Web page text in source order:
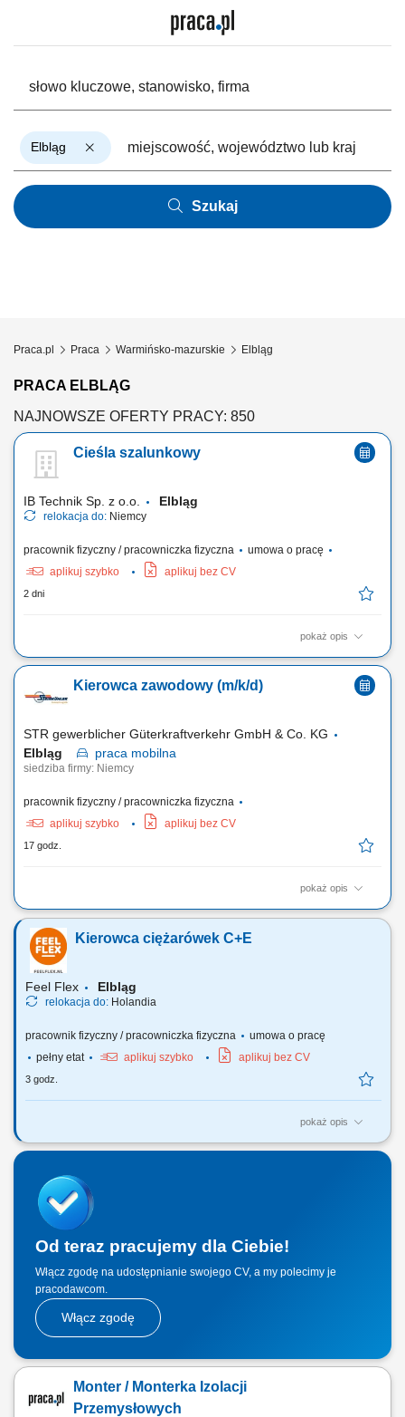
Elbląg
Szukaj
Praca.pl Praca Warmińsko-mazurskie Elbląg
PRACA ELBLĄG
NAJNOWSZE OFERTY PRACY: 850
Cieśla szalunkowy
IB Technik Sp. z o.o. Elbląg
relokacja do: Niemcy
pracownik fizyczny / pracowniczka fizyczna
umowa o pracę
aplikuj szybko
aplikuj bez CV
2 dni
pokaż opis
Zadania: Wykonywanie konstrukcji żelbetowych w stanach surowych
Kierowca zawodowy (m/k/d)
STR gewerblicher Güterkraftverkehr GmbH & Co. KG
Elbląg
praca mobilna
siedziba firmy: Niemcy
pracownik fizyczny / pracowniczka fizyczna
aplikuj szybko
aplikuj bez CV
17 godz.
pokaż opis
Twoje obowiązki Przeprowadzanie załadunku i rozładunku;
(silos/cysterna) Utrzymanie pojazdu wewnątrz i na zewnątrz;
Kierowca ciężarówek C+E
Feel Flex Elbląg
relokacja do: Holandia
pracownik fizyczny / pracowniczka fizyczna
umowa o pracę
pełny etat
aplikuj szybko aplikuj bez CV
3 godz.
pokaż opis
Nasi kierowcy pracują jako: Kierowcy dystrybucji marketów
chłodnia, izoterma; Kierowców Terbergów (placowych) Uwaga nie
posiadamy ofert dla kierowców na trasach międzynarodowych i
chcących pracować w tzw systemie!
Od teraz pracujemy dla Ciebie!
Włącz zgodę na udostępnianie swojego CV, a my polecimy je
pracodawcom.
Włącz zgodę
Monter / Monterka Izolacji
Przemysłowych